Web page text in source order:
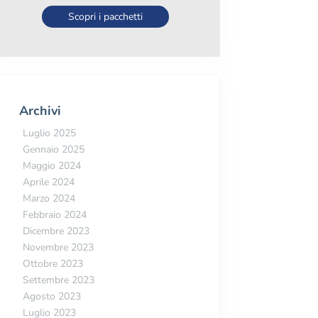
Scopri i pacchetti
Archivi
Luglio 2025
Gennaio 2025
Maggio 2024
Aprile 2024
Marzo 2024
Febbraio 2024
Dicembre 2023
Novembre 2023
Ottobre 2023
Settembre 2023
Agosto 2023
Luglio 2023